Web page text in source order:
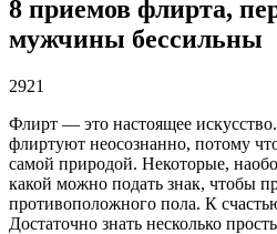
8 приемов флирта,
мужчины бессильны
2921
Флирт — это настоящее
флиртуют неосознанно, потому
самой природой. Некоторые,
какой можно подать знак, чтобы
противоположного пола. К
Достаточно знать несколько